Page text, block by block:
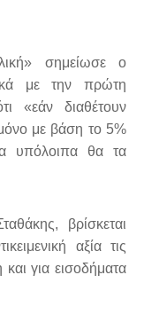
σημείωσε ο
με την πρώτη
«εάν διαθέτουν
με βάση το 5%
υπόλοιπα θα τα
βρίσκεται
αξία τις
για εισοδήματα